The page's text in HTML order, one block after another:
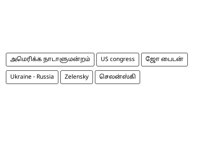
அமெரிக்க நாடாளுமன்றம் US congress ஜோ பைடன்
Ukraine - Russia Zelensky செலன்ஸ்கி